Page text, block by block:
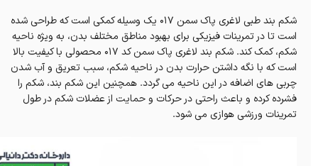
شکم بند طبی لاغری پاک سمن 017 یک وسیله کمکی است که طراحی شده
است تا در تمرینات فیزیکی برای بهبود مناطق مختلف بدن، به ویژه ناحیه
شکم، کمک کند. شکم بند لاغری پاک سمن کد 017 محصولی با کیفیت بالا
است که با نگه داشتن حرارت بدن در ناحیه شکم، سبب تعریق و آب شدن
چربی های اضافه در این ناحیه می گردد. همچنین این شکم بند، شکم را
فشرده کرده و باعث راحتی در حرکات و حمایت از عضلات شکم در طول
تمرینات ورزشی هوازی می شود.